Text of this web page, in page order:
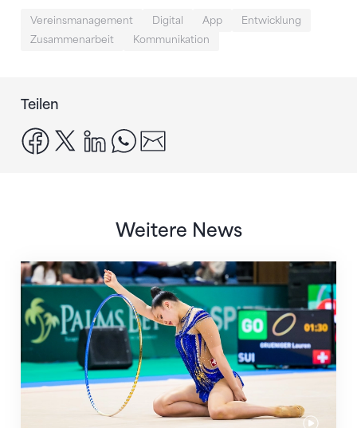
Vereinsmanagement Digital App
Entwicklung
Zusammenarbeit
Kommunikation
Teilen
facebook
x linkedinwhatsapp
Weitere News
Nächster Halt: Weltmeisterschaft